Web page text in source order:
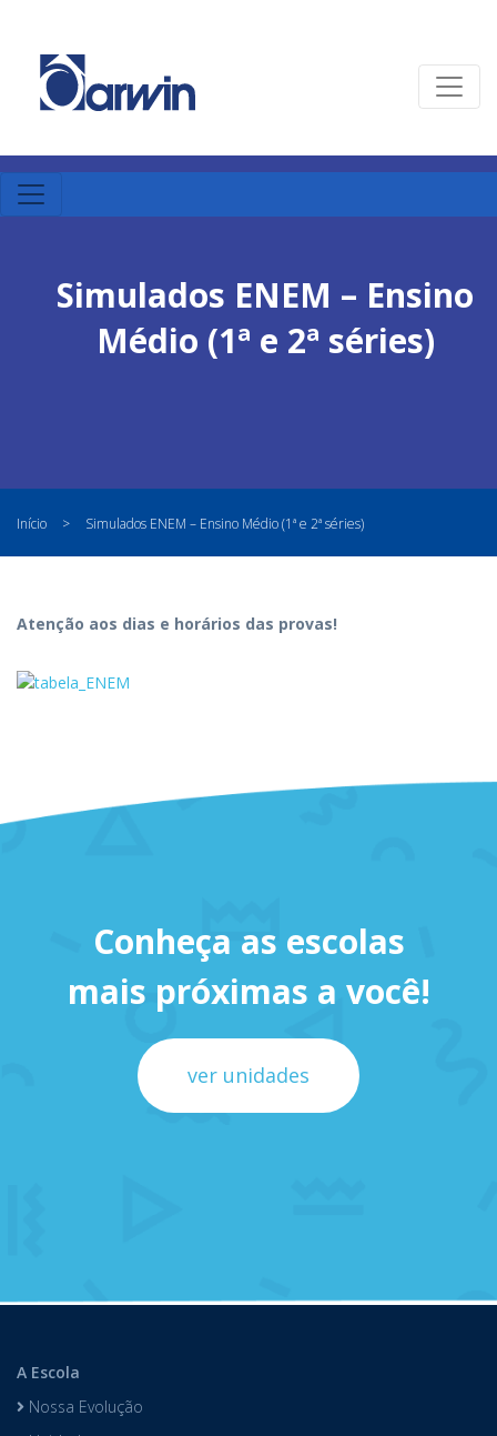
Simulados ENEM – Ensino
Médio (1ª e 2ª séries)
Início > Simulados ENEM – Ensino Médio (1ª e 2ª séries)
Atenção aos dias e horários das provas!
Conheça as escolas
mais próximas a você!
ver unidades
A Escola
Nossa Evolução